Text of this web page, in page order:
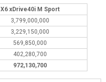
X6 xDrive40i M Sport
3,799,000,000
3,229,150,000
569,850,000
402,280,700
972,130,700